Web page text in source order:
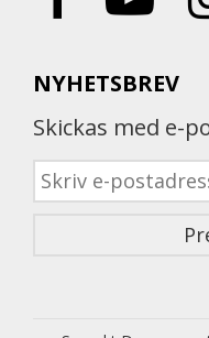
NYHETSBREV
Skickas med e-